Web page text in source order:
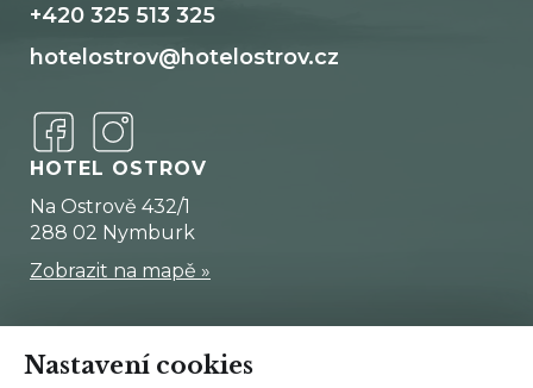
Nastavení cookies
+420 325 513 325
hotelostrov@hotelostrov.cz
HOTEL OSTROV
Na Ostrově 432/1
288 02 Nymburk
Zobrazit na mapě »